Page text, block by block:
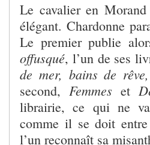
Le cavalier en
élégant. Chardonne
Le premier publie
offusqué, l’un de ses
de mer, bains de rêve,
second, Femmes et
librairie, ce qui ne va
comme il se doit entre
l’un reconnaît sa